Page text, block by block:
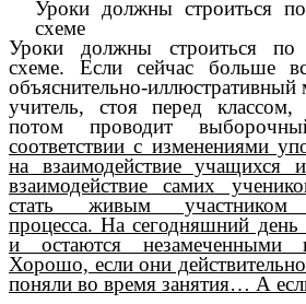
Уроки должны строиться
схеме
Уроки должны строиться по
схеме. Если сейчас больше
объяснительно-иллюстративный
учитель, стоя перед
потом проводит
соответствии с изменениями
на взаимодействие учащихся
взаимодействие самих
стать живым участником
процесса. На сегодняшний день
и остаются незамеченными
Хорошо, если они
поняли во время занятия… А